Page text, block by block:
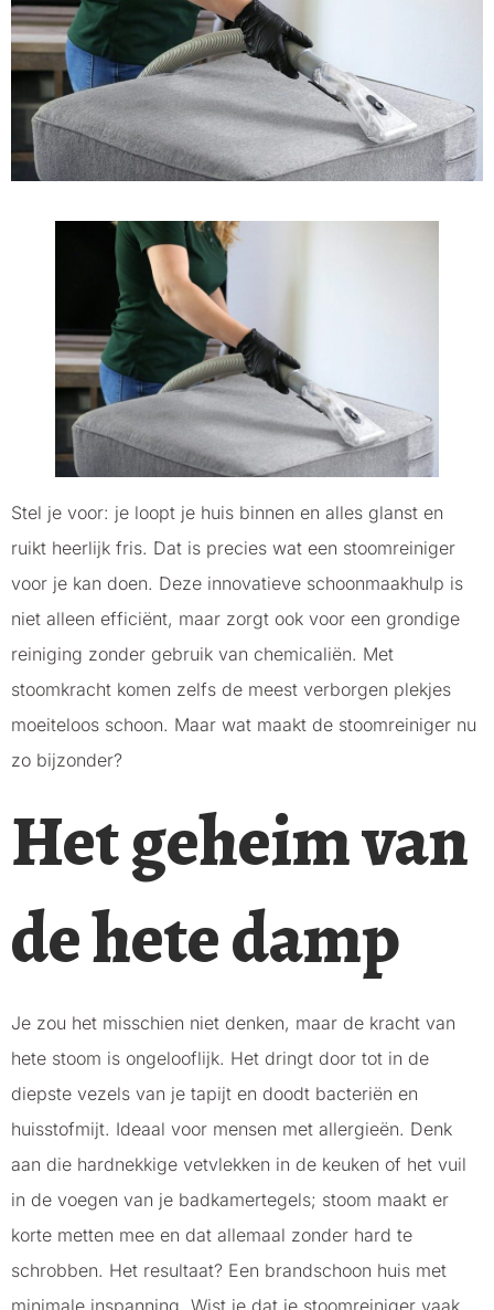
Stel je voor: je loopt je huis binnen en alles glanst en
ruikt heerlijk fris. Dat is precies wat een stoomreiniger
voor je kan doen. Deze innovatieve schoonmaakhulp is
niet alleen efficiënt, maar zorgt ook voor een grondige
reiniging zonder gebruik van chemicaliën. Met
stoomkracht komen zelfs de meest verborgen plekjes
moeiteloos schoon. Maar wat maakt de stoomreiniger nu
zo bijzonder?
Het geheim van
de hete damp
Je zou het misschien niet denken, maar de kracht van
hete stoom is ongelooflijk. Het dringt door tot in de
diepste vezels van je tapijt en doodt bacteriën en
huisstofmijt. Ideaal voor mensen met allergieën. Denk
aan die hardnekkige vetvlekken in de keuken of het vuil
in de voegen van je badkamertegels; stoom maakt er
korte metten mee en dat allemaal zonder hard te
schrobben. Het resultaat? Een brandschoon huis met
minimale inspanning. Wist je dat je stoomreiniger vaak